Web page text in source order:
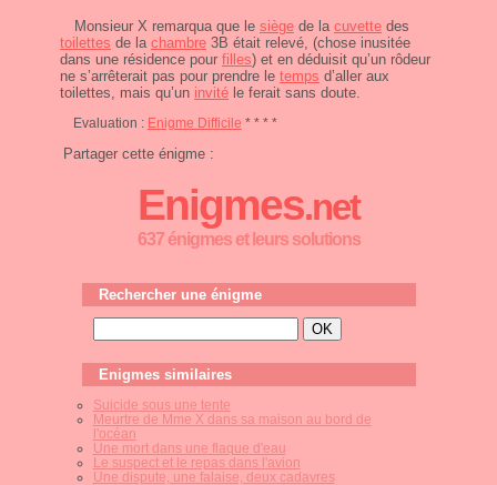
Monsieur X remarqua que le siège de la cuvette des
toilettes de la chambre 3B était relevé, (chose inusitée
dans une résidence pour filles) et en déduisit qu’un rôdeur
ne s’arrêterait pas pour prendre le temps d’aller aux
toilettes, mais qu’un invité le ferait sans doute.
Evaluation : Enigme Difficile * * * *
Partager cette énigme :
Enigmes.net
637 énigmes et leurs solutions
Rechercher une énigme
Enigmes similaires
Suicide sous une tente
Meurtre de Mme X dans sa maison au bord de
l'océan
Une mort dans une flaque d'eau
Le suspect et le repas dans l'avion
Une dispute, une falaise, deux cadavres